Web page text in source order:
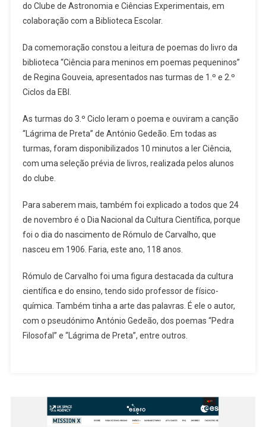
do Clube de Astronomia e Ciências Experimentais, em
colaboração com a Biblioteca Escolar.
Da comemoração constou a leitura de poemas do livro da
biblioteca “Ciência para meninos em poemas pequeninos”
de Regina Gouveia, apresentados nas turmas de 1.º e 2.º
Ciclos da EBI.
As turmas do 3.º Ciclo leram o poema e ouviram a canção
“Lágrima de Preta” de António Gedeão. Em todas as
turmas, foram disponibilizados 10 minutos a ler Ciência,
com uma seleção prévia de livros, realizada pelos alunos
do clube.
Para saberem mais, também foi explicado a todos que 24
de novembro é o Dia Nacional da Cultura Científica, porque
foi o dia do nascimento de Rómulo de Carvalho, que
nasceu em 1906. Faria, este ano, 118 anos.
Rómulo de Carvalho foi uma figura destacada da cultura
científica e do ensino, tendo sido professor de físico-
química. Também tinha a arte das palavras. É ele o autor,
com o pseudónimo António Gedeão, dos poemas “Pedra
Filosofal” e “Lágrima de Preta”, entre outros.